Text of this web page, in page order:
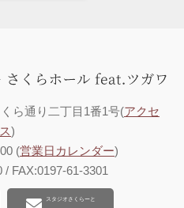
ら通り二丁目1番1号(アクセ
ス)
(営業日カレンダー)
/ FAX:0197-61-3301
スタジオさくらーと